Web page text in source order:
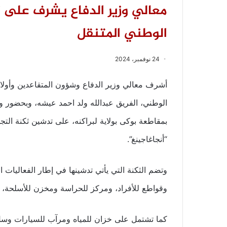
معالي وزير الدفاع يشرف على
الوطني المتنقل
24 نوفمبر، 2024
أشرف معالي وزير الدفاع وشؤون المتقاعدين
الوطني، الفريق عبدالله ولد احمد عيشه، وبحضور
بمقاطعة بوكى بولاية لبراكنه، على تدشين ثكنة
“أنجاغاجينغ”.
وقواطع للأفراد، ومركز للحراسة ومخزن للأسلحة،
كما تشتمل على خزان للمياه ومرآب للسيارات